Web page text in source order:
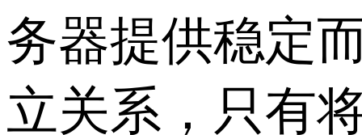
务器提供稳定
立关系，只有